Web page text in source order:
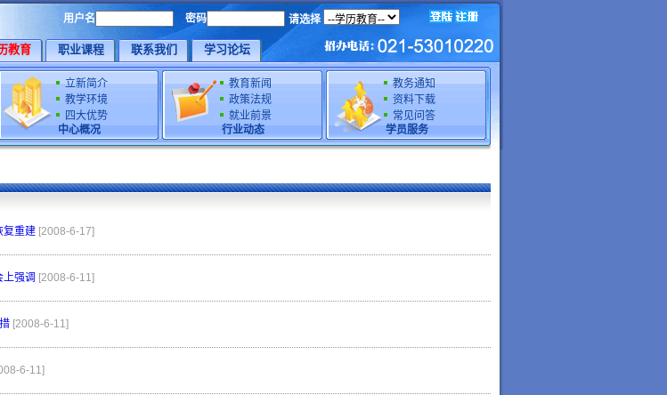
用户名 密码 请选择
教育 职业课程 联系我们 学习论坛
立新简介
教学环境
四大优势
中心概况
教育新闻
政策法规
就业前景
行业动态
教务通知
资料下载
常见问答
学员服务
复重建 [2008-6-17]
强调 [2008-6-11]
[2008-6-11]
6-11]